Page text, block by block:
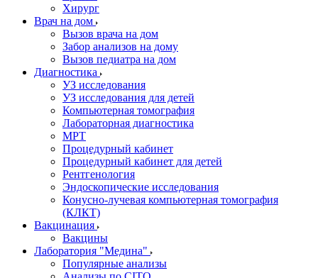
Хирург
Врач на дом
Вызов врача на дом
Забор анализов на дому
Вызов педиатра на дом
Диагностика
УЗ исследования
УЗ исследования для детей
Компьютерная томография
Лабораторная диагностика
МРТ
Процедурный кабинет
Процедурный кабинет для детей
Рентгенология
Эндоскопические исследования
Конусно-лучевая компьютерная томография
(КЛКТ)
Вакцинация
Вакцины
Лаборатория "Медина"
Популярные анализы